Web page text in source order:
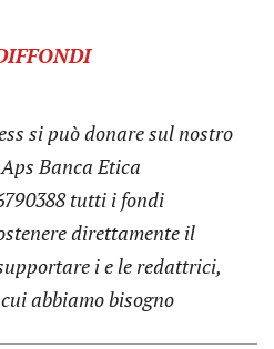
si può donare sul nostro
Banca Etica
tutti i fondi
direttamente il
i e le redattrici,
abbiamo bisogno